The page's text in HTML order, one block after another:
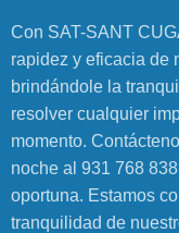
Con SAT-SANT
rapidez y eficacia de
brindándole la
resolver cualquier
momento.
noche al 931 768
oportuna. Estamos
tranquilidad de